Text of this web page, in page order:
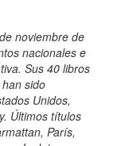
noviembre de
nacionales e
Sus 40 libros
sido
Unidos,
Últimos títulos
París,